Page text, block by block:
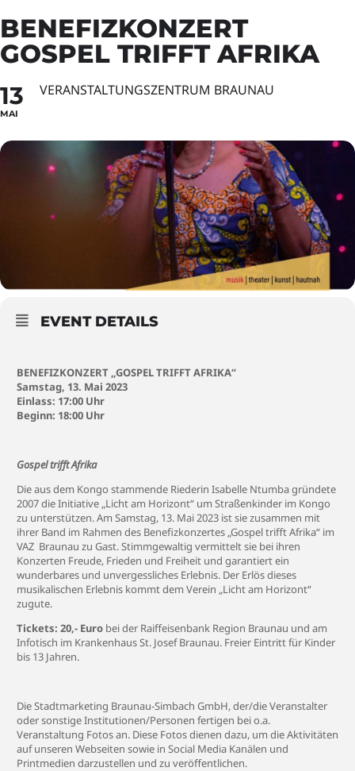
BENEFIZKONZERT
GOSPEL TRIFFT AFRIKA
13
MAI
VERANSTALTUNGSZENTRUM BRAUNAU
EVENT DETAILS
BENEFIZKONZERT „GOSPEL TRIFFT AFRIKA“
Samstag, 13. Mai 2023
Einlass: 17:00 Uhr
Beginn: 18:00 Uhr
Gospel trifft Afrika
Die aus dem Kongo stammende Riederin Isabelle Ntumba gründete
2007 die Initiative „Licht am Horizont“ um Straßenkinder im Kongo
zu unterstützen. Am Samstag, 13. Mai 2023 ist sie zusammen mit
ihrer Band im Rahmen des Benefizkonzertes „Gospel trifft Afrika“ im
VAZ Braunau zu Gast. Stimmgewaltig vermittelt sie bei ihren
Konzerten Freude, Frieden und Freiheit und garantiert ein
wunderbares und unvergessliches Erlebnis. Der Erlös dieses
musikalischen Erlebnis kommt dem Verein „Licht am Horizont“
zugute.
Tickets: 20,- Euro bei der Raiffeisenbank Region Braunau und am
Infotisch im Krankenhaus St. Josef Braunau. Freier Eintritt für Kinder
bis 13 Jahren.
Die Stadtmarketing Braunau-Simbach GmbH, der/die Veranstalter
oder sonstige Institutionen/Personen fertigen bei o.a.
Veranstaltung Fotos an. Diese Fotos dienen dazu, um die Aktivitäten
auf unseren Webseiten sowie in Social Media Kanälen und
Printmedien darzustellen und zu veröffentlichen.